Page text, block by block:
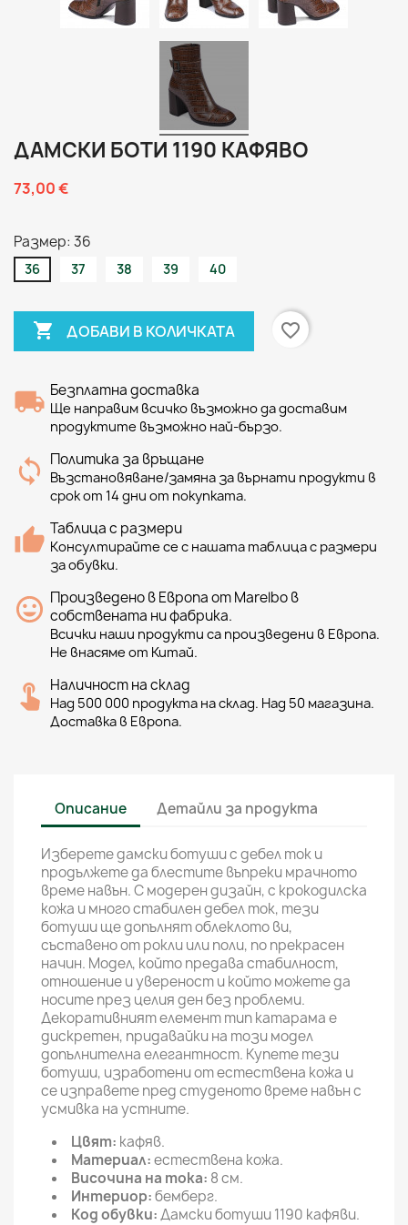
ДАМСКИ БОТИ 1190 КАФЯВО
73,00 €
Размер: 36
36 37 38 39 40
 ДОБАВИ В КОЛИЧКАТА favorite_border
Безплатна доставка
Ще направим всичко възможно да доставим
продуктите възможно най-бързо.
Политика за връщане
Възстановяване/замяна за върнати продукти в
срок от 14 дни от покупката.
Таблица с размери
Консултирайте се с нашата таблица с размери
за обувки.
Произведено в Европа от Marelbo в
собствената ни фабрика.
Всички наши продукти са произведени в Европа.
Не внасяме от Китай.
Наличност на склад
Над 500 000 продукта на склад. Над 50 магазина.
Доставка в Европа.
Описание Детайли за продукта
Изберете дамски ботуши с дебел ток и
продължете да блестите въпреки мрачното
време навън. С модерен дизайн, с крокодилска
кожа и много стабилен дебел ток, тези
ботуши ще допълнят облеклото ви,
съставено от рокли или поли, по прекрасен
начин. Модел, който предава стабилност,
отношение и увереност и който можете да
носите през целия ден без проблеми.
Декоративният елемент тип катарама е
дискретен, придавайки на този модел
допълнителна елегантност. Купете тези
ботуши, изработени от естествена кожа и
се изправете пред студеното време навън с
усмивка на устните.
Цвят: кафяв.
Материал:естествена кожа.
Височина на тока: 8 см.
Интериор:бемберг.
Код обувки:Дамски ботуши 1190 кафяви.